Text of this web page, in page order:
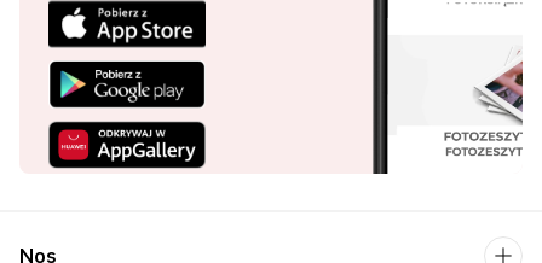
Nos